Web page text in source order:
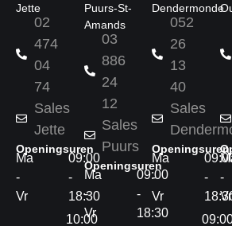
Jette
02
474
04
74
Sales
Jette
Openingsuren
Ma
-
Vr
09:00
-
18:30
10:00
Puurs-St-
Amands
03
886
24
12
Sales
Puurs
Openingsuren
Ma
-
Vr
09:00
-
18:30
Dendermonde
052
26
13
40
Sales
Openingsuren
Ma
-
Vr
-
-
Vr